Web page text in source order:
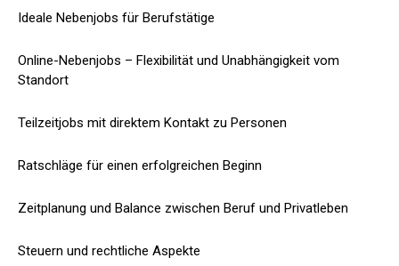
Ideale Nebenjobs für Berufstätige
Online-Nebenjobs – Flexibilität und Unabhängigkeit vom
Standort
Teilzeitjobs mit direktem Kontakt zu Personen
Ratschläge für einen erfolgreichen Beginn
Zeitplanung und Balance zwischen Beruf und Privatleben
Steuern und rechtliche Aspekte